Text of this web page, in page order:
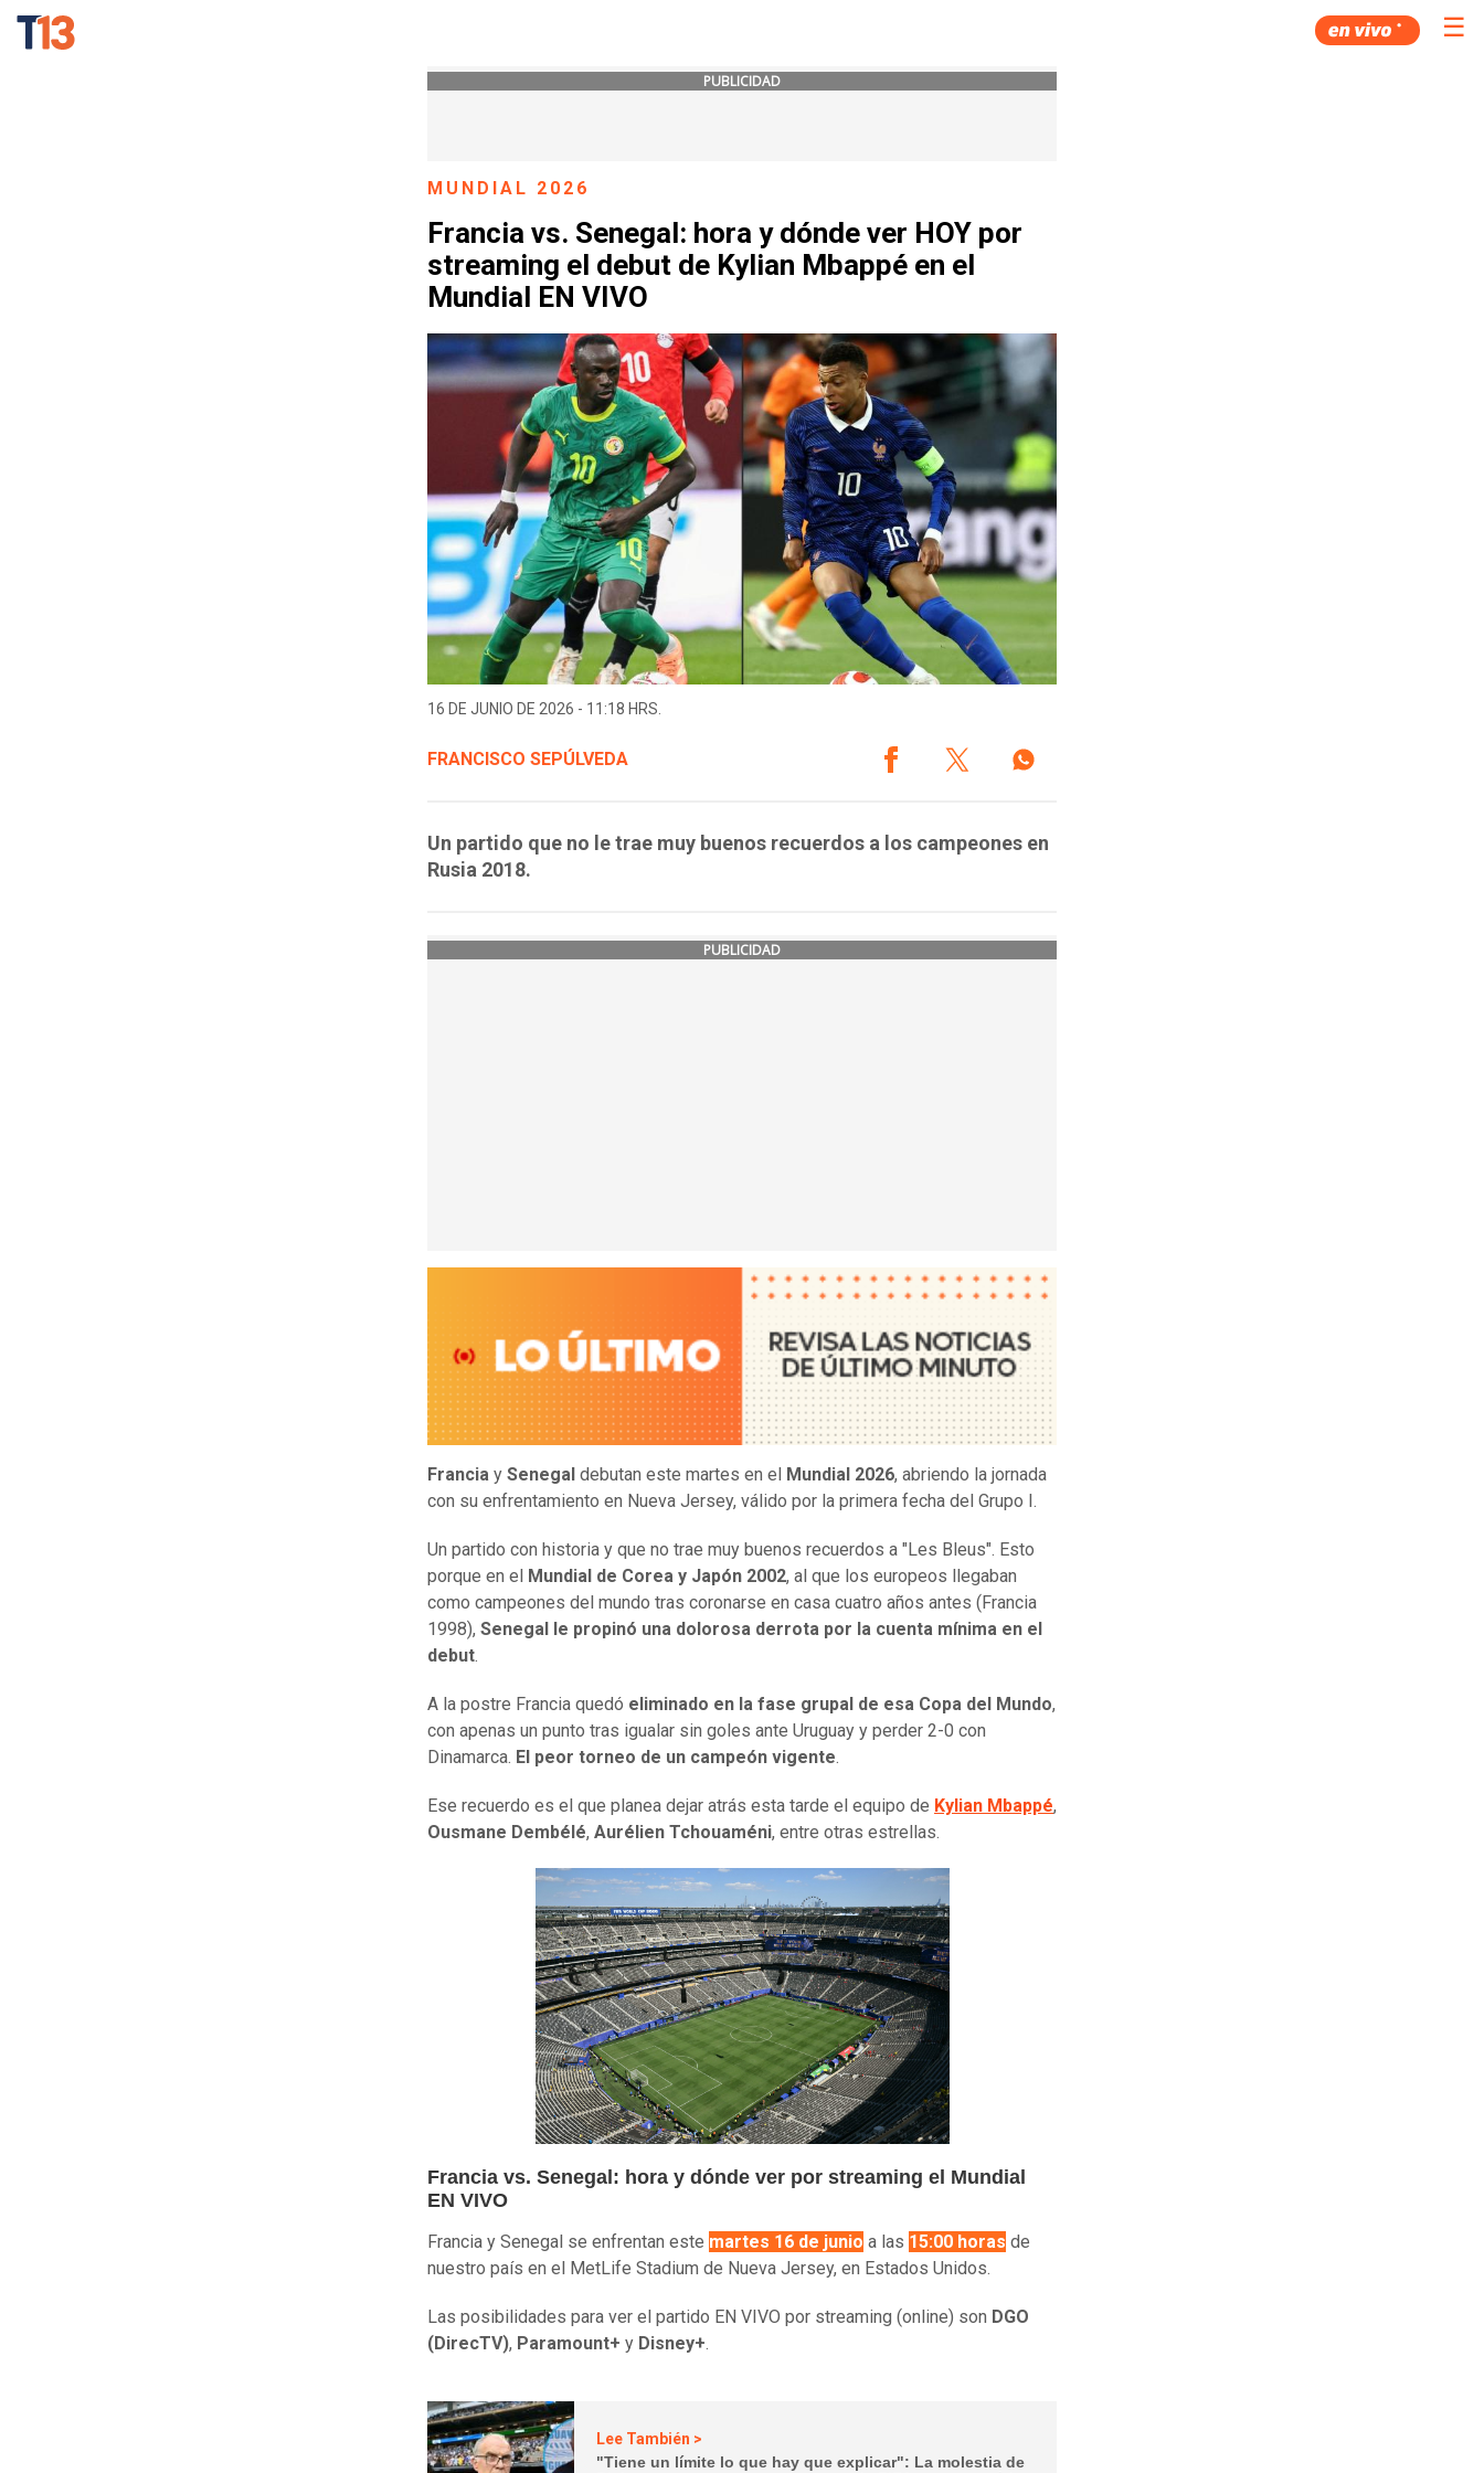
☰
PUBLICIDAD
MUNDIAL 2026
Francia vs. Senegal: hora y dónde ver HOY por
streaming el debut de Kylian Mbappé en el
Mundial EN VIVO
16 DE JUNIO DE 2026 - 11:18 HRS.
FRANCISCO SEPÚLVEDA
Un partido que no le trae muy buenos recuerdos a los campeones en
Rusia 2018.
PUBLICIDAD
Francia y Senegal debutan este martes en el Mundial 2026, abriendo la jornada
con su enfrentamiento en Nueva Jersey, válido por la primera fecha del Grupo I.
Un partido con historia y que no trae muy buenos recuerdos a "Les Bleus". Esto
porque en el
Mundial de Corea y Japón 2002, al que los europeos llegaban
como campeones del mundo tras coronarse en casa cuatro años antes (Francia
1998), Senegal le propinó una dolorosa derrota por la cuenta mínima en el
debut.
A la postre Francia quedó eliminado en la fase grupal de esa Copa del Mundo,
con apenas un punto tras igualar sin goles ante Uruguay y perder 2-0 con
Dinamarca. El peor torneo de un campeón vigente.
Ese recuerdo es el que planea dejar atrás esta tarde el equipo de Kylian Mbappé,
Ousmane Dembélé, Aurélien Tchouaméni, entre otras estrellas.
Francia vs. Senegal: hora y dónde ver por streaming el Mundial
EN VIVO
Francia y Senegal se enfrentan este martes 16 de junio a las 15:00 horas de
nuestro país en el MetLife Stadium de Nueva Jersey, en Estados Unidos.
Las posibilidades para ver el partido EN VIVO por streaming (online) son DGO
(DirecTV), Paramount+ y Disney+.
Lee También >
"Tiene un límite lo que hay que explicar": La molestia de